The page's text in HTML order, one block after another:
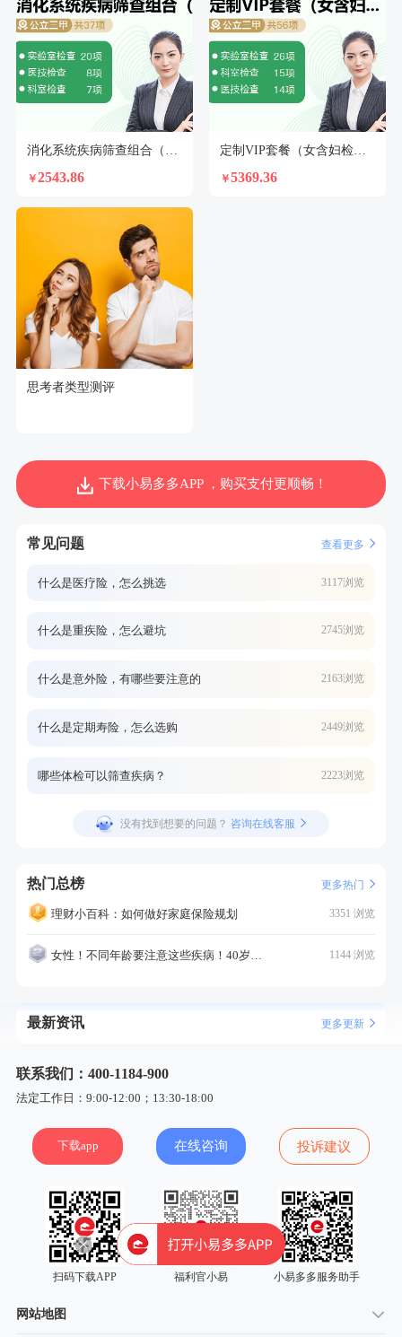
￥2543.86 ￥5369.36
思考者类型测评
下载小易多多APP ，购买支付更顺畅！
常见问题 查看更多
什么是医疗险，怎么挑选 3117浏览
什么是重疾险，怎么避坑 2745浏览
什么是意外险，有哪些要注意的 2163浏览
什么是定期寿险，怎么选购 2449浏览
哪些体检可以筛查疾病？ 2223浏览
没有找到想要的问题？ 咨询在线客服
热门总榜 更多热门
理财小百科：如何做好家庭保险规划 3351 浏览
女性！不同年龄要注意这些疾病！40岁的这个疾病最需要注意！ 1144 浏览
最新资讯 更多更新
联系我们：400-1184-900
法定工作日：9:00-12:00；13:30-18:00
下载app 在线咨询 投诉建议
扫码下载APP 福利官小易 小易多多服务助手
网站地图